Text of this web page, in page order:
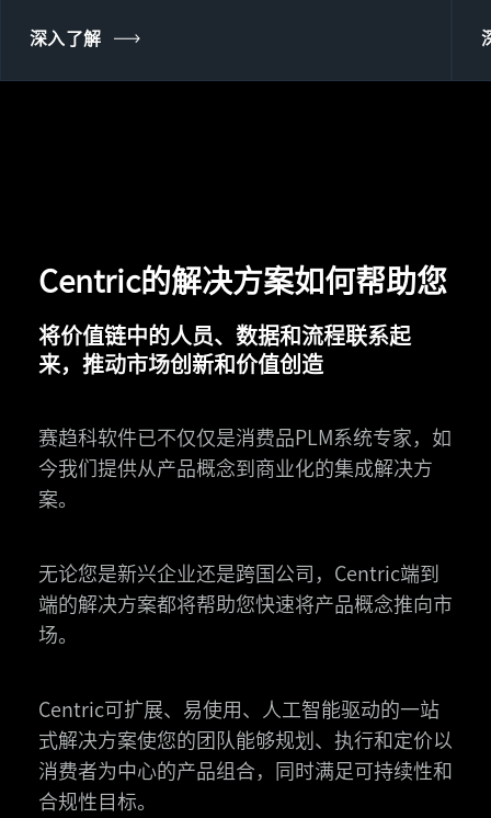
深入了解
Centric的解决方案如何帮助您
将价值链中的人员、数据和流程联系起
来，推动市场创新和价值创造
赛趋科软件已不仅仅是消费品PLM系统专家，如
今我们提供从产品概念到商业化的集成解决方
案。
无论您是新兴企业还是跨国公司，Centric端到
端的解决方案都将帮助您快速将产品概念推向市
场。
Centric可扩展、易使用、人工智能驱动的一站
式解决方案使您的团队能够规划、执行和定价以
消费者为中心的产品组合，同时满足可持续性和
合规性目标。